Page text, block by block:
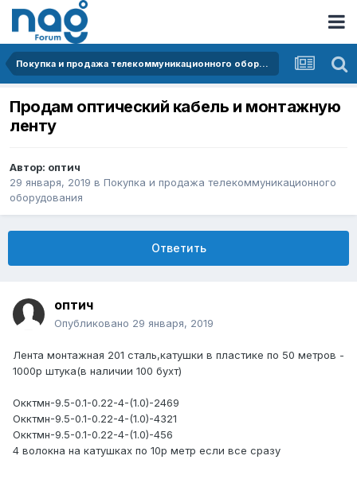
Покупка и продажа телекоммуникационного оборудования
Продам оптический кабель и монтажную
ленту
Автор: оптич
29 января, 2019 в Покупка и продажа телекоммуникационного
оборудования
Ответить
оптич
Опубликовано 29 января, 2019
Лента монтажная 201 сталь,катушки в пластике по 50 метров -
1000р штука(в наличии 100 бухт)
Окктмн-9.5-0.1-0.22-4-(1.0)-2469
Окктмн-9.5-0.1-0.22-4-(1.0)-4321
Окктмн-9.5-0.1-0.22-4-(1.0)-456
4 волокна на катушках по 10р метр если все сразу